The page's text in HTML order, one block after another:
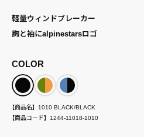
軽量ウィンドブレーカー
胸と袖にalpinestarsロゴ
COLOR
【商品名】 1010 BLACK/BLACK
【商品コード】 1244-11018-1010